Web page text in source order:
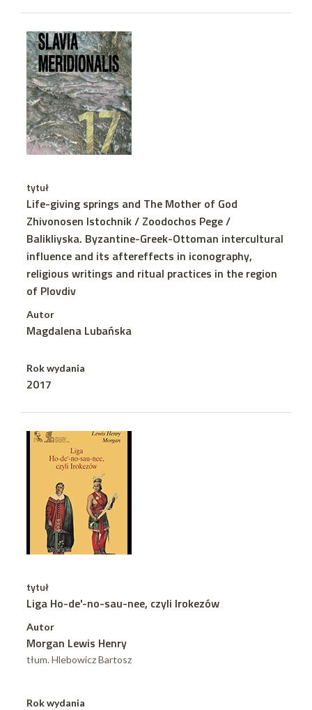
tytuł
Life-giving springs and The Mother of God
Zhivonosen Istochnik / Zoodochos Pege /
Balikliyska. Byzantine-Greek-Ottoman intercultural
influence and its aftereffects in iconography,
religious writings and ritual practices in the region
of Plovdiv
Autor
Magdalena Lubańska
Rok wydania
2017
tytuł
Liga Ho-de'-no-sau-nee, czyli Irokezów
Autor
Morgan Lewis Henry
tłum. Hlebowicz Bartosz
Rok wydania